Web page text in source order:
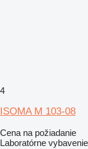
4
ISOMA M 103-08
Cena na požiadanie
Laboratórne